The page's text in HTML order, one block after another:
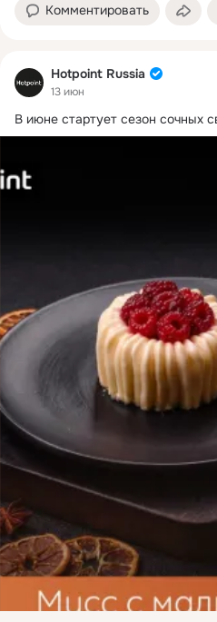
Комментировать
Hotpoint Russia
13 июн
В июне стартует сезон сочных